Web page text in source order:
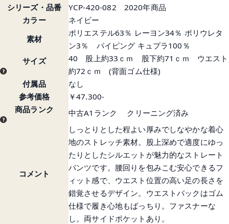
シリーズ・品番
YCP-420-082 2020年商品
カラー
ネイビー
素材
ポリエステル63％ レーヨン34％ ポリウレタ
ン3％ パイピング キュプラ100％
サイズ
40 股上約33ｃｍ 股下約71ｃｍ ウエスト
約72ｃｍ (背面ゴム仕様)
付属品
なし
参考価格
￥47.300-
商品ランク
中古A1ランク クリーニング済み
コメント
しっとりとした程よい厚みでしなやかな着心
地のストレッチ素材。股上深めで適度にゆっ
たりとしたシルエットが魅力的なストレート
パンツです。腰回りを包みこむ安心できるフ
ィット感で、ウエスト位置の高い足の長さを
錯覚させるデザイン。ウエストバックはゴム
仕様で履き心地もばっちり。ファスナーな
し。両サイドポケットあり。